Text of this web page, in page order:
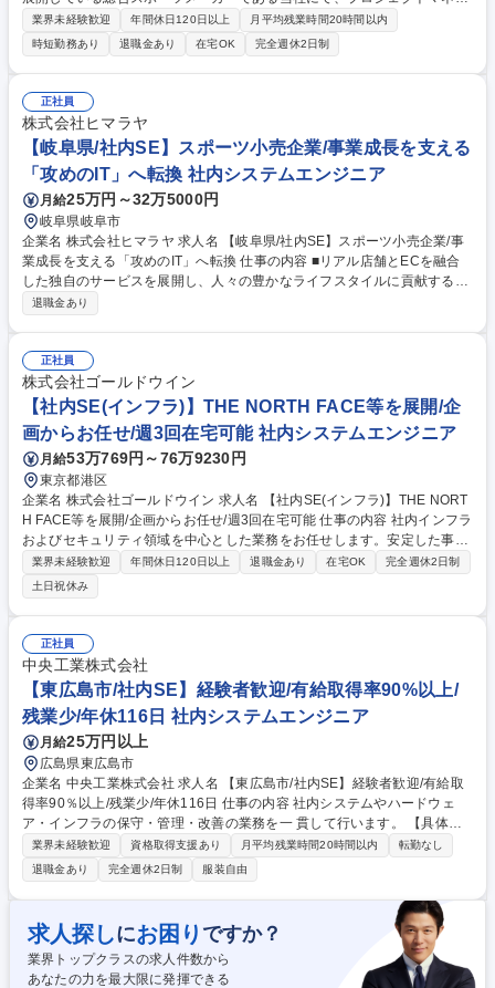
メント業務（社内SE）をお任せします。 ■システムの構築を伴うプロジェ
クトに初期構想段階より参画し、ビジネス部門のリーダーとともにプロジ
ェクト全体をリード ■既に導入済のシステムのUpdateや各種改修に関する
要件整理 ■システム開発ベンダーのコントロール ■システムの企画から詳
細設計、開発、運用、改善 ■ユーザー部門などへの社内コンサル 募集職種
大阪【社内SE（PM/PL）】総合スポーツメーカー/在宅勤務可/年休123日
業界未経験歓迎 年間休日120日以上
月平均残業時間20時間以内
時短勤務あり
退職金あり 在宅OK 完全週休2日制
正社員
株式会社ヒマラヤ
【岐阜県/社内SE】スポーツ小売企業/事業成長を支える
「攻めのIT」へ転換 社内システムエンジニア
月給25万円～32万5000円
岐阜県岐阜市
企業名 株式会社ヒマラヤ 求人名 【岐阜県/社内SE】スポーツ小売企業/事
業成長を支える「攻めのIT」へ転換 仕事の内容 ■リアル店舗とECを融合
した独自のサービスを展開し、人々の豊かなライフスタイルに貢献するス
ポーツ小売企業。そんな当社にて、業務改善等を行う社内SE職をご担当
ル作成など、主体的な業務改善【ミッション・将来】事業成長を牽引する
「攻めのIT」への転換期。ゆくゆくは組織マネジメントを担う中核人材と
しての活躍を期待します。【環境】既存社員から学べる環境。達成度は賞
与、行動面は昇級・昇給に反映。 募集職種 【岐阜県/社内SE】スポーツ小
売企業/事業成長を支える「攻めのIT」へ転換
退職金あり
正社員
株式会社ゴールドウイン
【社内SE(インフラ)】THE NORTH FACE等を展開/企
画からお任せ/週3回在宅可能 社内システムエンジニア
月給53万769円～76万9230円
東京都港区
企業名 株式会社ゴールドウイン 求人名 【社内SE(インフラ)】THE NORT
H FACE等を展開/企画からお任せ/週3回在宅可能 仕事の内容 社内インフラ
およびセキュリティ領域を中心とした業務をお任せします。安定した事業
運営を支える基盤の構築・運用から、ネットワーク環境刷新対応の企画・
立案・推進まで、幅広く携わっていただくポジションです。 【ネットワー
ク対応：80％】社内ネットワーク／拠点間ネットーワーク課題把握・改善
対応/ネットワーク環境の刷新対応の企画・立案・導入 【クラウド対応：2
0％】社内ネットワーク／拠点間ネットーワークの運用・維持管理・障害
対応/CloudPBXの運営対応 【働き方】週3日の範囲で在宅勤務可能 募集職
種 【社内SE(インフラ)】THE NORTH FACE等を展開/企画からお任せ/週3
回在宅可能
業界未経験歓迎 年間休日120日以上 退職金あり 在宅OK
完全週休2日制
土日祝休み
正社員
中央工業株式会社
【東広島市/社内SE】経験者歓迎/有給取得率90%以上/
残業少/年休116日 社内システムエンジニア
月給25万円以上
広島県東広島市
企業名 中央工業株式会社 求人名 【東広島市/社内SE】経験者歓迎/有給取
得率90％以上/残業少/年休116日 仕事の内容 社内システムやハードウェ
ア・インフラの保守・管理・改善の業務を一 貫して行います。 【具体的
には】 ■社内PCの管理・保守・修理（まずはここからお任せします）■社
内システムの開発企画・要件定義・ベンダーコントロール■セキュリティ
管理 【将来的には】社内情報の管理からサーバー・ネットワークの改修、
IT資 産に関する管理・運営や社内向けヘルプデスク業務まで、幅広い仕事
をお 任せします。社内の内情を理解しながら、様々な部署や社外とも連
携・調 整し、仕事を進めることが大切なポジションです。 募集職種 【東
広島市/社内SE】経験者歓迎/有給取得率90％以上/残業少/年休116日
業界未経験歓迎 資格取得支援あり 月平均残業時間20時間以内
転勤なし
退職金あり
完全週休2日制 服装自由
求人探しにお困り ですか？
業界トップクラスの求人件数から
あなたの力を最大限に発揮できる